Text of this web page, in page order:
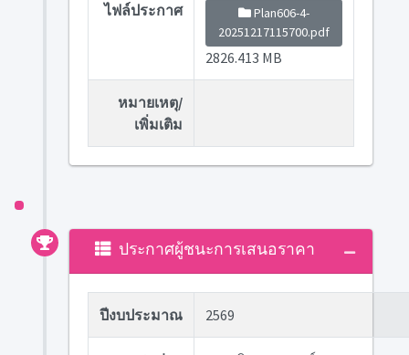
ไฟล์ประกาศ
Plan606-4-
20251217115700.pdf
2826.413 MB
หมายเหตุ/
เพิ่มเติม
ประกาศผู้ชนะการเสนอราคา
ปีงบประมาณ 2569